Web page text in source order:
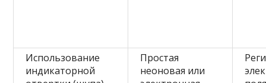
Использование
индикаторной
Простая
неоновая или